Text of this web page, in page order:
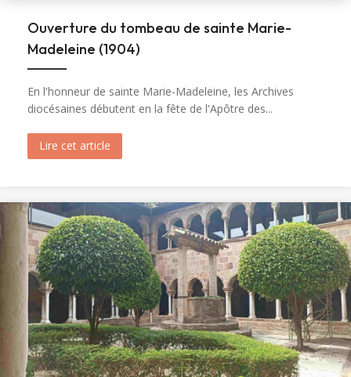
Ouverture du tombeau de sainte Marie-
Madeleine (1904)
En l'honneur de sainte Marie-Madeleine, les Archives
diocésaines débutent en la fête de l'Apôtre des...
Lire cet article